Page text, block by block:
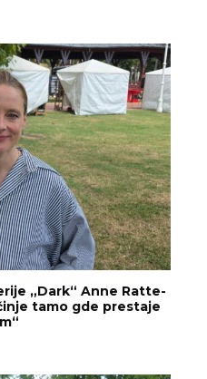
„Dark“ Anne Ratte-
tamo gde prestaje